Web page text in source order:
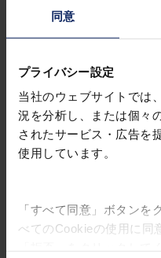
同意
プライバシー設定
当社のウェブサイトでは
況を分析し、または個々
されたサービス・広告を
使用しています。
「すべて同意」ボタンを
べてのCookieの使用に同
線
過
率
57%
ブ
ラ
イ